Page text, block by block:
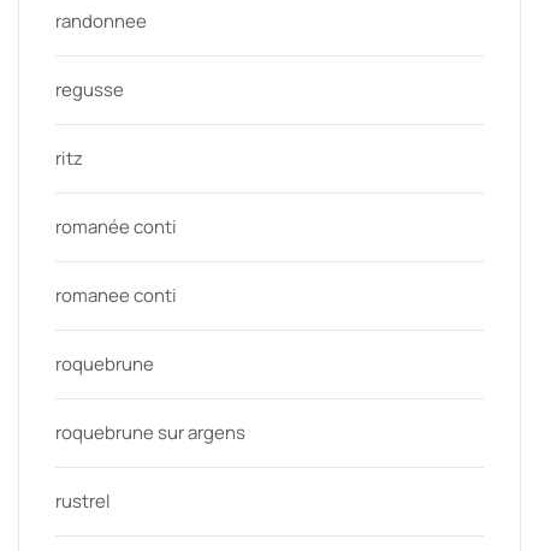
randonnee
regusse
ritz
romanée conti
romanee conti
roquebrune
roquebrune sur argens
rustrel